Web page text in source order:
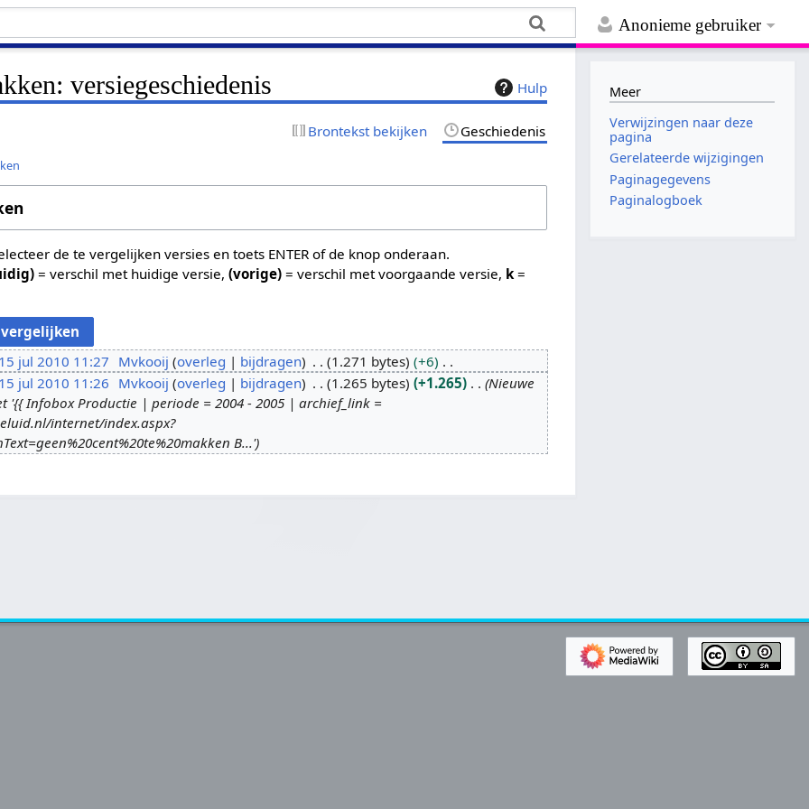
Anonieme gebruiker
Hulp
versiegeschiedenis
Brontekst bekijken Geschiedenis
de te vergelijken versies en toets ENTER of de knop onderaan.
= verschil met huidige versie,(vorige) = verschil met voorgaande versie, k =
15 jul 2010 11:27 Mvkooij overleg bijdragen 1.271 bytes
+6
15 jul 2010 11:26 Mvkooij overleg bijdragen 1.265 bytes +1.265
Nieuwe
'{{ Infobox Productie | periode = 2004 - 2005 | archief_link =
internet/index.aspx?
B...'
Meer
Verwijzingen naar deze
pagina
Gerelateerde wijzigingen
Paginagegevens
Paginalogboek